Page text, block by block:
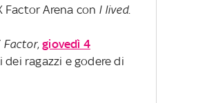
Arena con I lived.
Factor,giovedì 4
ragazzi e godere di